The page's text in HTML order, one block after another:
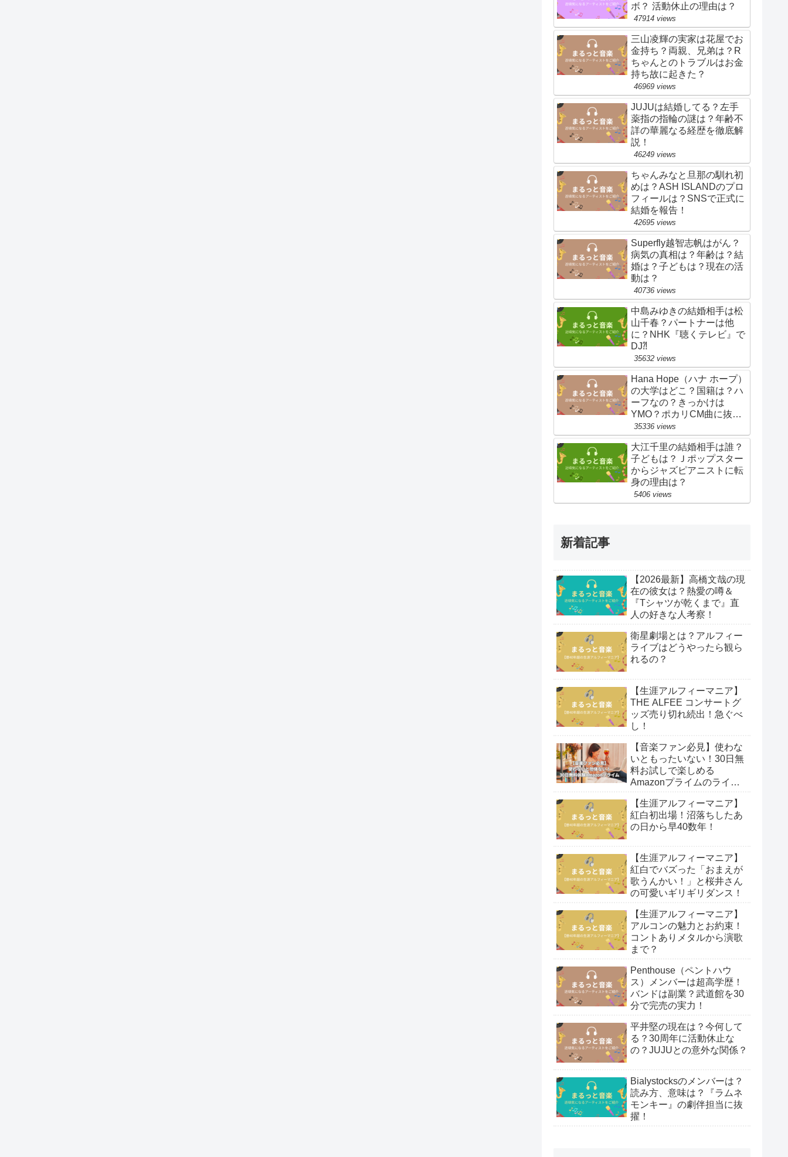
ボ？ 活動休止の理由は？
47914 views
三山凌輝の実家は花屋でお
金持ち？両親、兄弟は？R
ちゃんとのトラブルはお金
持ち故に起きた？
46969 views
JUJUは結婚してる？左手
薬指の指輪の謎は？年齢不
詳の華麗なる経歴を徹底解
説！
46249 views
ちゃんみなと旦那の馴れ初
めは？ASH ISLANDのプロ
フィールは？SNSで正式に
結婚を報告！
42695 views
Superfly越智志帆はがん？
病気の真相は？年齢は？結
婚は？子どもは？現在の活
動は？
40736 views
中島みゆきの結婚相手は松
山千春？パートナーは他
に？NHK『聴くテレビ』で
DJ⁈
35632 views
Hana Hope（ハナ ホープ）
の大学はどこ？国籍は？ハ
ーフなの？きっかけは
YMO？ポカリCM曲に抜
擢！
35336 views
大江千里の結婚相手は誰？
子どもは？Ｊポップスター
からジャズピアニストに転
身の理由は？
5406 views
新着記事
【2026最新】高橋文哉の現
在の彼女は？熱愛の噂＆
『Tシャツが乾くまで』直
人の好きな人考察！
衛星劇場とは？アルフィー
ライブはどうやったら観ら
れるの？
【生涯アルフィーマニア】
THE ALFEE コンサートグ
ッズ売り切れ続出！急ぐべ
し！
【音楽ファン必見】使わな
いともったいない！30日無
料お試しで楽しめる
Amazonプライムのライブ
【生涯アルフィーマニア】
紅白初出場！沼落ちしたあ
の日から早40数年！
【生涯アルフィーマニア】
紅白でバズった「おまえが
歌うんかい！」と桜井さん
の可愛いギリギリダンス！
【生涯アルフィーマニア】
アルコンの魅力とお約束！
コントありメタルから演歌
まで？
Penthouse（ペントハウ
ス）メンバーは超高学歴！
バンドは副業？武道館を30
分で完売の実力！
平井堅の現在は？今何して
る？30周年に活動休止な
の？JUJUとの意外な関係？
Bialystocksのメンバーは？
読み方、意味は？『ラムネ
モンキー』の劇伴担当に抜
擢！